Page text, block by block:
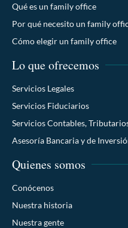
Qué es un family office
Por qué necesito un family
Cómo elegir un family office
Lo que ofrecemos
Servicios Legales
Servicios Fiduciarios
Servicios Contables,
Asesoría Bancaria y de
Quienes somos
Conócenos
Nuestra historia
Nuestra gente